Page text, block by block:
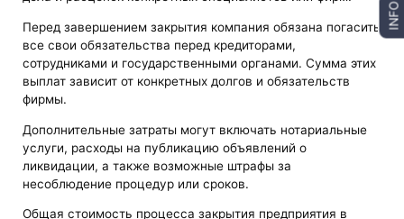
Перед завершением закрытия компания обязана погасить
все свои обязательства перед кредиторами,
сотрудниками и государственными органами. Сумма этих
выплат зависит от конкретных долгов и обязательств
фирмы.
Дополнительные затраты могут включать нотариальные
услуги, расходы на публикацию объявлений о
ликвидации, а также возможные штрафы за
несоблюдение процедур или сроков.
Общая стоимость процесса закрытия предприятия в
INFO